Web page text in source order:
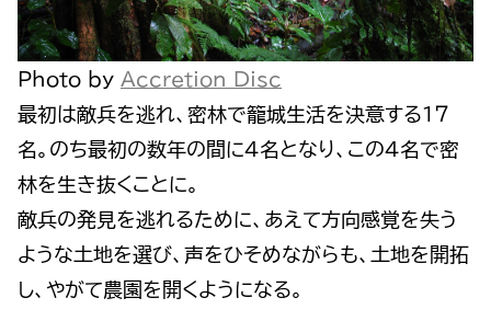
Photo by Accretion Disc
最初は敵兵を逃れ、密林で籠城生活を決意する１７
名。のち最初の数年の間に４名となり、この４名で密
林を生き抜くことに。
敵兵の発見を逃れるために、あえて方向感覚を失う
ような土地を選び、声をひそめながらも、土地を開拓
し、やがて農園を開くようになる。